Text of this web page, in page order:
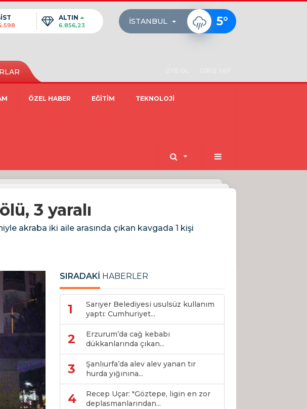
ALTIN
6.856,23 İSTANBUL 5°
ÖZEL HABER EĞİTİM TEKNOLOJİ
3 yaralı
akraba iki aile arasında çıkan kavgada 1 kişi
SIRADAKİ HABERLER
1
Sarıyer Belediyesi usulsüz kullanım
yaptı: Cumhuriyet...
2
Erzurum’da cağ kebabı
dükkanlarında çıkan...
3
Şanlıurfa’da alev alev yanan tır
hurda yığınına...
4
Recep Uçar: "Göztepe, ligin en zor
deplasmanlarından...